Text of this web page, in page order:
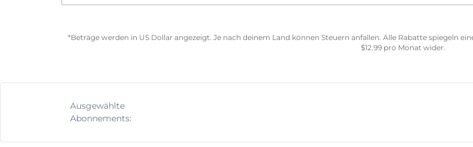
*Beträge werden in US Dollar angezeigt. Je nach deinem Land können Steuern anfallen. Alle Rabatte spiegeln
$12.99pro Monat wider.
Ausgewählte
Abonnements: